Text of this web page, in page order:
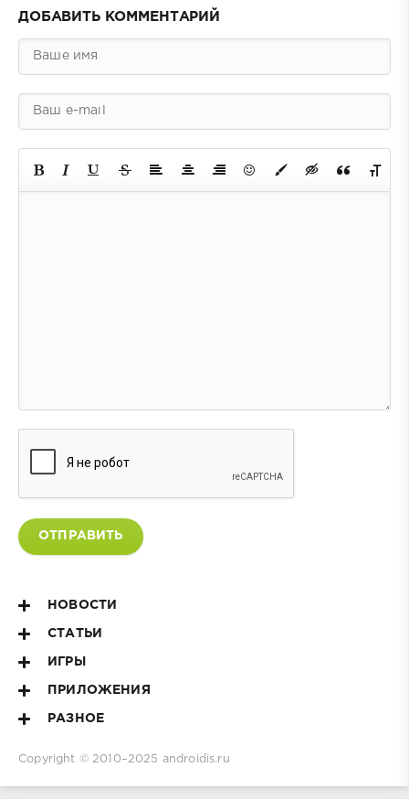
ДОБАВИТЬ КОММЕНТАРИЙ
ОТПРАВИТЬ
НОВОСТИ
СТАТЬИ
ИГРЫ
ПРИЛОЖЕНИЯ
РАЗНОЕ
Copyright © 2010–2025 androidis.ru